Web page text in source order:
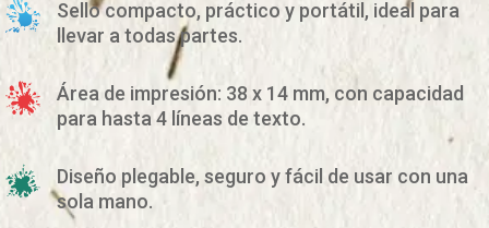
Sello compacto, práctico y portátil, ideal para
llevar a todas partes.
Área de impresión: 38 x 14 mm, con capacidad
para hasta 4 líneas de texto.
Diseño plegable, seguro y fácil de usar con una
sola mano.